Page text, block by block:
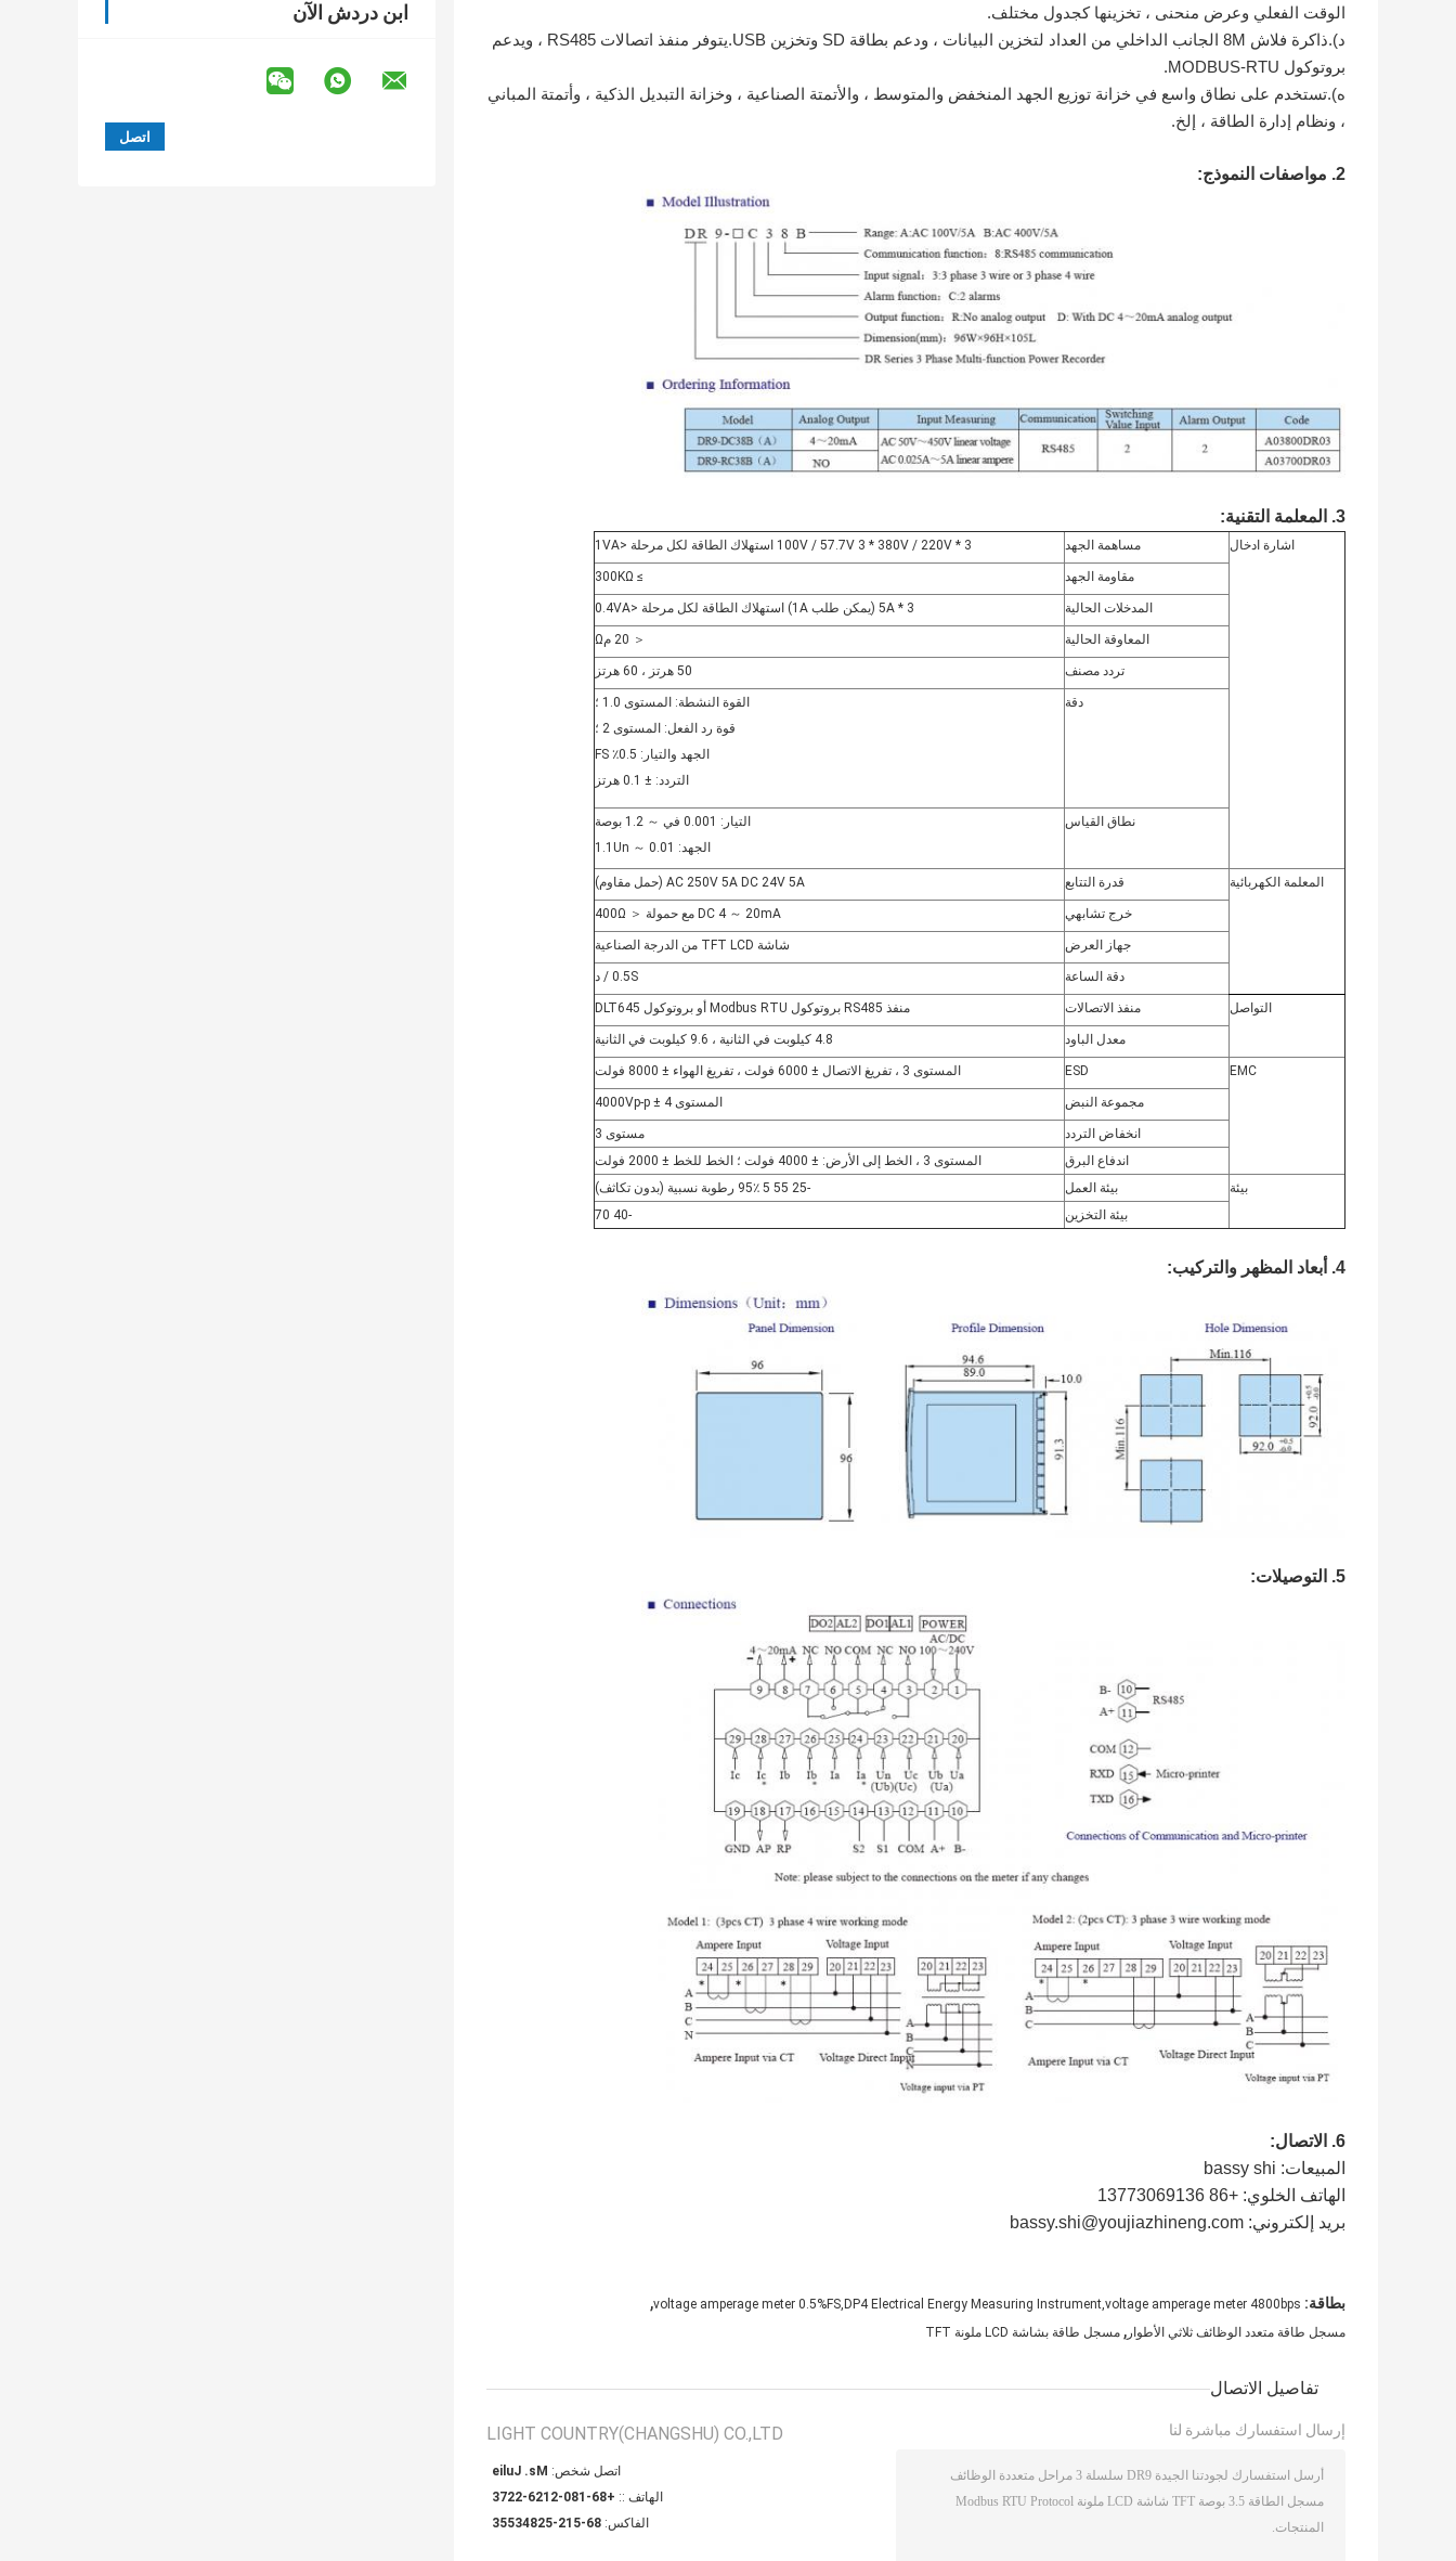
ابن دردش الآن
الوقت الفعلي وعرض منحنى ، تخزينها كجدول مختلف.
د).ذاكرة فلاش 8M الجانب الداخلي من العداد لتخزين البيانات ، ودعم بطاقة SD وتخزين USB.يتوفر منفذ اتصالات RS485 ، ويدعم
بروتوكول MODBUS-RTU.
ه).تستخدم على نطاق واسع في خزانة توزيع الجهد المنخفض والمتوسط ​​، والأتمتة الصناعية ، وخزانة التبديل الذكية ، وأتمتة المباني
، ونظام إدارة الطاقة ، إلخ.
2. مواصفات النموذج:
3. المعلمة التقنية:
اشارة ادخال مساهمة الجهد 3 * 100V / 57.7V 3 * 380V / 220V استهلاك الطاقة لكل مرحلة <1VA
مقاومة الجهد ≥ 300KΩ
المدخلات الحالية 3 * 5A (يمكن طلب 1A) استهلاك الطاقة لكل مرحلة <0.4VA
المعاوقة الحالية ＜ 20 مΩ
تردد مصنف 50 هرتز ، 60 هرتز
دقة
القوة النشطة: المستوى 1.0 ؛
قوة رد الفعل: المستوى 2 ؛
الجهد والتيار: 0.5٪ FS
التردد: ± 0.1 هرتز
نطاق القياس
التيار: 0.001 في ～ 1.2 بوصة
الجهد: 0.01 ～ 1.1Un
المعلمة الكهربائية قدرة التتابع AC 250V 5A DC 24V 5A (حمل مقاوم)
خرج تشابهي DC 4 ～ 20mA مع حمولة ＜ 400Ω
جهاز العرض شاشة TFT LCD من الدرجة الصناعية
دقة الساعة 0.5S / د
التواصل منفذ الاتصالات منفذ RS485 بروتوكول Modbus RTU أو بروتوكول DLT645
معدل الباود 4.8 كيلوبت في الثانية ، 9.6 كيلوبت في الثانية
EMC
ESD المستوى 3 ، تفريغ الاتصال ± 6000 فولت ، تفريغ الهواء ± 8000 فولت
مجموعة النبض المستوى 4 ± 4000Vp-p
انخفاض التردد
مستوى 3
اندفاع البرق
المستوى 3 ، الخط إلى الأرض: ± 4000 فولت ؛ الخط للخط ± 2000 فولت
بيئة
بيئة العمل
-25 55 5 95٪ رطوبة نسبية (بدون تكاثف)
بيئة التخزين
-40 70
4. أبعاد المظهر والتركيب:
5. التوصيلات:
6. الاتصال:
المبيعات: bassy shi
الهاتف الخلوي: +86 13773069136
بريد إلكتروني: bassy.shi@youjiazhineng.com
بطاقة: voltage amperage meter 0.5%FS,DP4 Electrical Energy Measuring Instrument,voltage amperage meter 4800bps
,
مسجل طاقة متعدد الوظائف ثلاثي الأطوار , مسجل طاقة بشاشة LCD ملونة TFT
تفاصيل الاتصال
LIGHT COUNTRY(CHANGSHU) CO.,LTD
اتصل شخص: Ms. Julie
الهاتف :: +86-180-2126-2273
الفاكس: 86-512-52843553
إرسال استفسارك مباشرة لنا